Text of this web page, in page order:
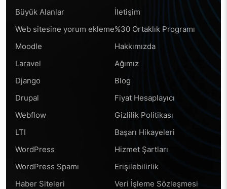
Büyük Alanlar
Web sitesine yorum ekleme
Moodle
Laravel
Django
Drupal
Webflow
LTI
WordPress
WordPress Spamı
Haber Siteleri
İletişim
%30 Ortaklık Programı
Hakkımızda
Ağımız
Blog
Fiyat Hesaplayıcı
Gizlilik Politikası
Başarı Hikayeleri
Hizmet Şartları
Erişilebilirlik
Veri İşleme Sözleşmesi